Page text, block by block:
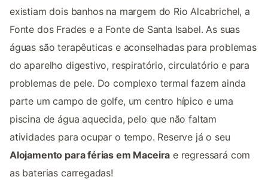
existiam dois banhos na margem do Rio Alcabrichel, a
Fonte dos Frades e a Fonte de Santa Isabel. As suas
águas são terapêuticas e aconselhadas para problemas
do aparelho digestivo, respiratório, circulatório e para
problemas de pele. Do complexo termal fazem ainda
parte um campo de golfe, um centro hípico e uma
piscina de água aquecida, pelo que não faltam
atividades para ocupar o tempo. Reserve já o seu
Alojamento para férias em Maceira e regressará com
as baterias carregadas!